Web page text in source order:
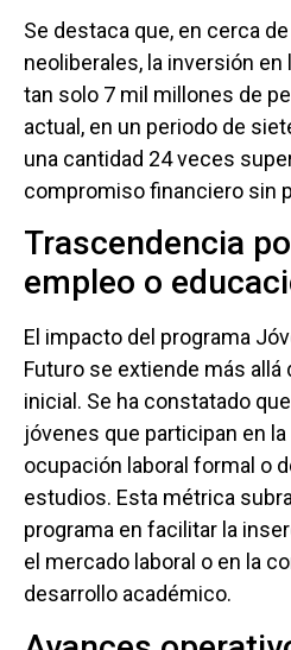
Se destaca que, en cerca
neoliberales, la inversión
tan solo 7 mil millones de
actual, en un periodo de
una cantidad 24 veces
compromiso financiero sin
Trascendencia
empleo o
El impacto del programa
Futuro se extiende más allá
inicial. Se ha constatado
jóvenes que participan en
ocupación laboral formal o
estudios. Esta métrica
programa en facilitar la
el mercado laboral o en la
desarrollo académico.